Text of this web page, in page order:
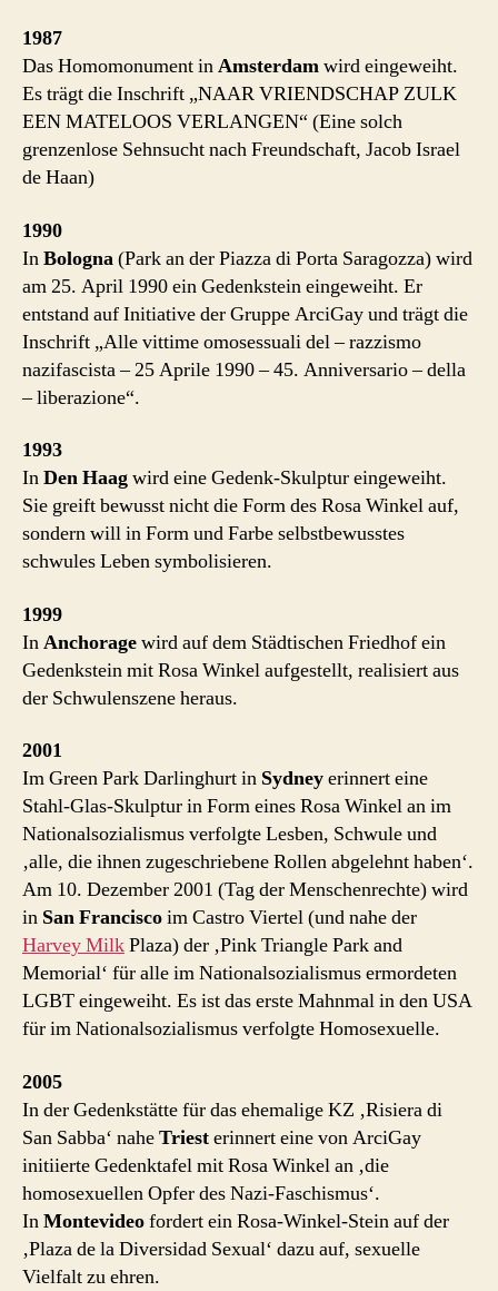
1987
Das Homomonument inAmsterdamwird eingeweiht.
Es trägt die Inschrift „NAAR VRIENDSCHAP ZULK
EEN MATELOOS VERLANGEN“ (Eine solch
grenzenlose Sehnsucht nach Freundschaft, Jacob Israel
de Haan)
1990
InBologna(Park an der Piazza di Porta Saragozza) wird
am 25. April 1990 ein Gedenkstein eingeweiht. Er
entstand auf Initiative der Gruppe ArciGay und trägt die
Inschrift „Alle vittime omosessuali del – razzismo
nazifascista – 25 Aprile 1990 – 45. Anniversario – della
– liberazione“.
1993
InDen Haagwird eine Gedenk-Skulptur eingeweiht.
Sie greift bewusst nicht die Form des Rosa Winkel auf,
sondern will in Form und Farbe selbstbewusstes
schwules Leben symbolisieren.
1999
InAnchoragewird auf dem Städtischen Friedhof ein
Gedenkstein mit Rosa Winkel aufgestellt, realisiert aus
der Schwulenszene heraus.
2001
Im Green Park Darlinghurt in Sydneyerinnert eine
Stahl-Glas-Skulptur in Form eines Rosa Winkel an im
Nationalsozialismus verfolgte Lesben, Schwule und
‚alle, die ihnen zugeschriebene Rollen abgelehnt haben‘.
Am 10. Dezember 2001 (Tag der Menschenrechte) wird
in San Franciscoim Castro Viertel (und nahe der
Harvey MilkPlaza) der ‚Pink Triangle Park and
Memorial‘ für alle im Nationalsozialismus ermordeten
LGBT eingeweiht. Es ist das erste Mahnmal in den USA
für im Nationalsozialismus verfolgte Homosexuelle.
2005
In der Gedenkstätte für das ehemalige KZ ‚Risiera di
San Sabba‘ naheTriesterinnert eine von ArciGay
initiierte Gedenktafel mit Rosa Winkel an ‚die
homosexuellen Opfer des Nazi-Faschismus‘.
InMontevideofordert ein Rosa-Winkel-Stein auf der
‚Plaza de la Diversidad Sexual‘ dazu auf, sexuelle
Vielfalt zu ehren.